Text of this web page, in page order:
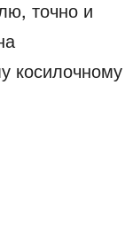
точно и
косилочному